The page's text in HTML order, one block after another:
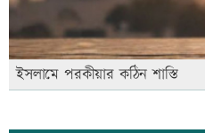
ইসলামে পরকীয়ার কঠিন শাস্তি